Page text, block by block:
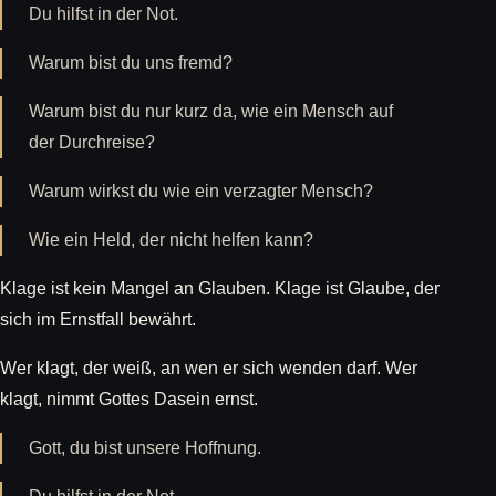
Du hilfst in der Not.
Warum bist du uns fremd?
Warum bist du nur kurz da, wie ein Mensch auf
der Durchreise?
Warum wirkst du wie ein verzagter Mensch?
Wie ein Held, der nicht helfen kann?
Klage ist kein Mangel an Glauben. Klage ist Glaube, der
sich im Ernstfall bewährt.
Wer klagt, der weiß, an wen er sich wenden darf. Wer
klagt, nimmt Gottes Dasein ernst.
Gott, du bist unsere Hoffnung.